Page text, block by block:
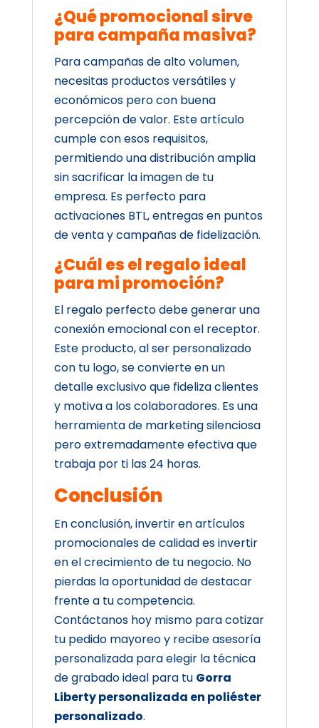
¿Qué promocional sirve
para campaña masiva?
Para campañas de alto volumen,
necesitas productos versátiles y
económicos pero con buena
percepción de valor. Este artículo
cumple con esos requisitos,
permitiendo una distribución amplia
sin sacrificar la imagen de tu
empresa. Es perfecto para
activaciones BTL, entregas en puntos
de venta y campañas de fidelización.
¿Cuál es el regalo ideal
para mi promoción?
El regalo perfecto debe generar una
conexión emocional con el receptor.
Este producto, al ser personalizado
con tu logo, se convierte en un
detalle exclusivo que fideliza clientes
y motiva a los colaboradores. Es una
herramienta de marketing silenciosa
pero extremadamente efectiva que
trabaja por ti las 24 horas.
Conclusión
En conclusión, invertir en artículos
promocionales de calidad es invertir
en el crecimiento de tu negocio. No
pierdas la oportunidad de destacar
frente a tu competencia.
Contáctanos hoy mismo para cotizar
tu pedido mayoreo y recibe asesoría
personalizada para elegir la técnica
de grabado ideal para tu Gorra
Liberty personalizada en poliéster
personalizado.